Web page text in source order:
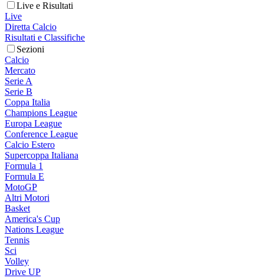
Live e Risultati
Live
Diretta Calcio
Risultati e Classifiche
Sezioni
Calcio
Mercato
Serie A
Serie B
Coppa Italia
Champions League
Europa League
Conference League
Calcio Estero
Supercoppa Italiana
Formula 1
Formula E
MotoGP
Altri Motori
Basket
America's Cup
Nations League
Tennis
Sci
Volley
Drive UP